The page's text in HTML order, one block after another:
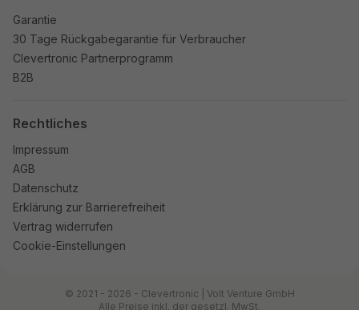
Garantie
30 Tage Rückgabegarantie für Verbraucher
Clevertronic Partnerprogramm
B2B
Rechtliches
Impressum
AGB
Datenschutz
Erklärung zur Barrierefreiheit
Vertrag widerrufen
Cookie-Einstellungen
© 2021 - 2026 - Clevertronic | Volt Venture GmbH
Alle Preise inkl. der gesetzl. MwSt.